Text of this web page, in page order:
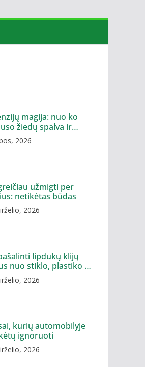
magija: nuo ko
žiedų spalva ir
2026
užmigti per
netikėtas būdas
2026
lipdukų klijų
nuo stiklo, plastiko ar
2026
kurių automobilyje
ignoruoti
2026